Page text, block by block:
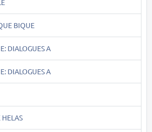
BIQUE
DIALOGUES A
DIALOGUES A
HELAS